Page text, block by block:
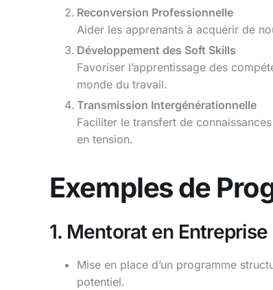
Reconversion Professionnelle
Aider les apprenants à acquérir de
Développement des Soft Skills
Favoriser l’apprentissage des
monde du travail.
Transmission Intergénérationnelle
Faciliter le transfert de
en tension.
Exemples de
1. Mentorat en Entreprise
Mise en place d’un programme
potentiel.